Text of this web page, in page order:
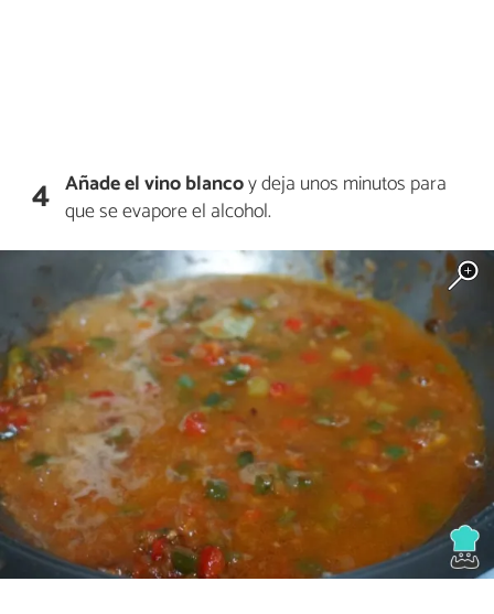
4 Añade el vino blancoy deja unos minutos para
que se evapore el alcohol.